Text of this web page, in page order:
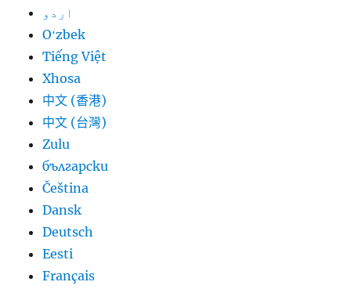
اردو
Oʻzbek
Tiếng Việt
Xhosa
中文 (香港)
中文 (台灣)
Zulu
български
Čeština
Dansk
Deutsch
Eesti
Français